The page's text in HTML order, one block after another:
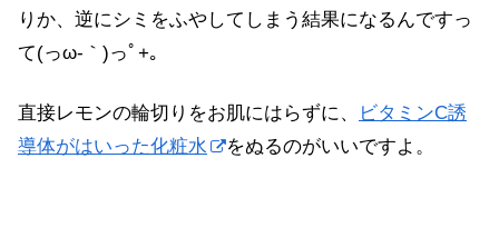
りか、逆にシミをふやしてしまう結果になるんですっ
て(っω-｀)っﾟ+｡
直接レモンの輪切りをお肌にはらずに、
ビタミンC誘
導体がはいった化粧水
をぬるのがいいですよ。